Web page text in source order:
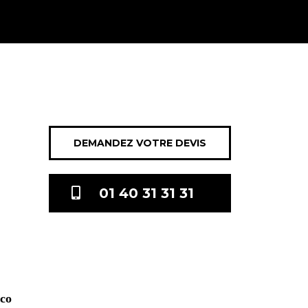
DEMANDEZ VOTRE DEVIS
01 40 31 31 31